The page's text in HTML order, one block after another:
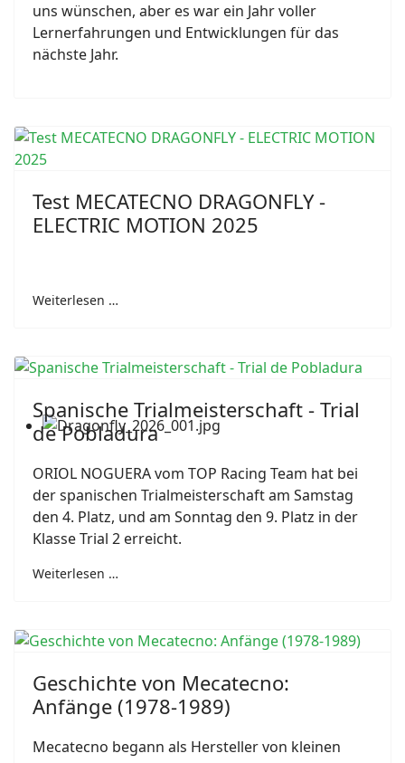
uns wünschen, aber es war ein Jahr voller
Lernerfahrungen und Entwicklungen für das
nächste Jahr.
Test MECATECNO DRAGONFLY -
ELECTRIC MOTION 2025
Weiterlesen …
Spanische Trialmeisterschaft - Trial
de Pobladura
ORIOL NOGUERA vom TOP Racing Team hat bei
der spanischen Trialmeisterschaft am Samstag
den 4. Platz, und am Sonntag den 9. Platz in der
Klasse Trial 2 erreicht.
Weiterlesen …
Geschichte von Mecatecno:
Anfänge (1978-1989)
Mecatecno begann als Hersteller von kleinen